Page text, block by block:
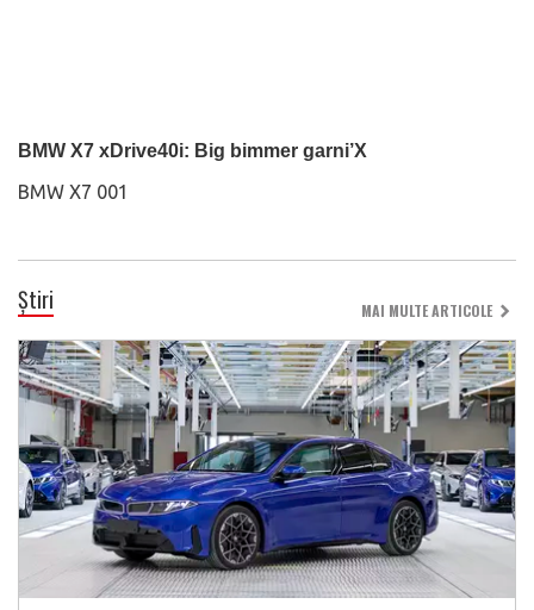
BMW X7 xDrive40i: Big bimmer garni’X
BMW X7 001
Știri MAI MULTE ARTICOLE